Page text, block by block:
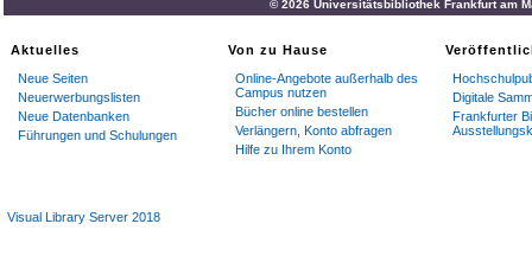
© 2026 Universitätsbibliothek Frankfurt am
Aktuelles
Neue Seiten
Neuerwerbungslisten
Neue Datenbanken
Führungen und Schulungen
Von zu Hause
Online-Angebote außerhalb des
Campus nutzen
Bücher online bestellen
Verlängern, Konto abfragen
Hilfe zu Ihrem Konto
Digitale
Frankfurter
Visual Library Server 2018